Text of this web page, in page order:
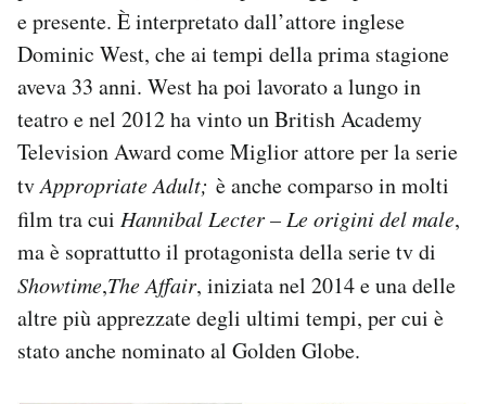
e presente. È interpretato dall’attore inglese
Dominic West, che ai tempi della prima stagione
aveva 33 anni. West ha poi lavorato a lungo in
teatro e nel 2012 ha vinto un British Academy
Television Award come Miglior attore per la serie
tvAppropriate Adult; è anche comparso in molti
film tra cui Hannibal Lecter – Le origini del male,
ma è soprattutto il protagonista della serie tv di
Showtime,The Affair, iniziata nel 2014 e una delle
altre più apprezzate degli ultimi tempi, per cui è
stato anche nominato al Golden Globe.